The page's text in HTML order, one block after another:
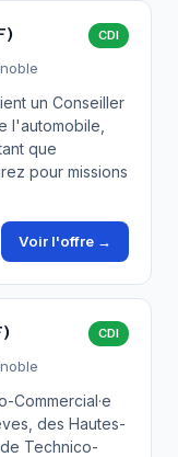
CDI
un Conseiller
l'automobile,
que
pour missions
Voir l'offre →
CDI
Commercial·e
des Hautes-
Technico-